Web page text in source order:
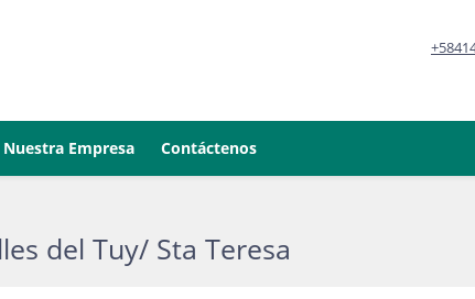
Nuestra Empresa Contáctenos
del Tuy/ Sta Teresa